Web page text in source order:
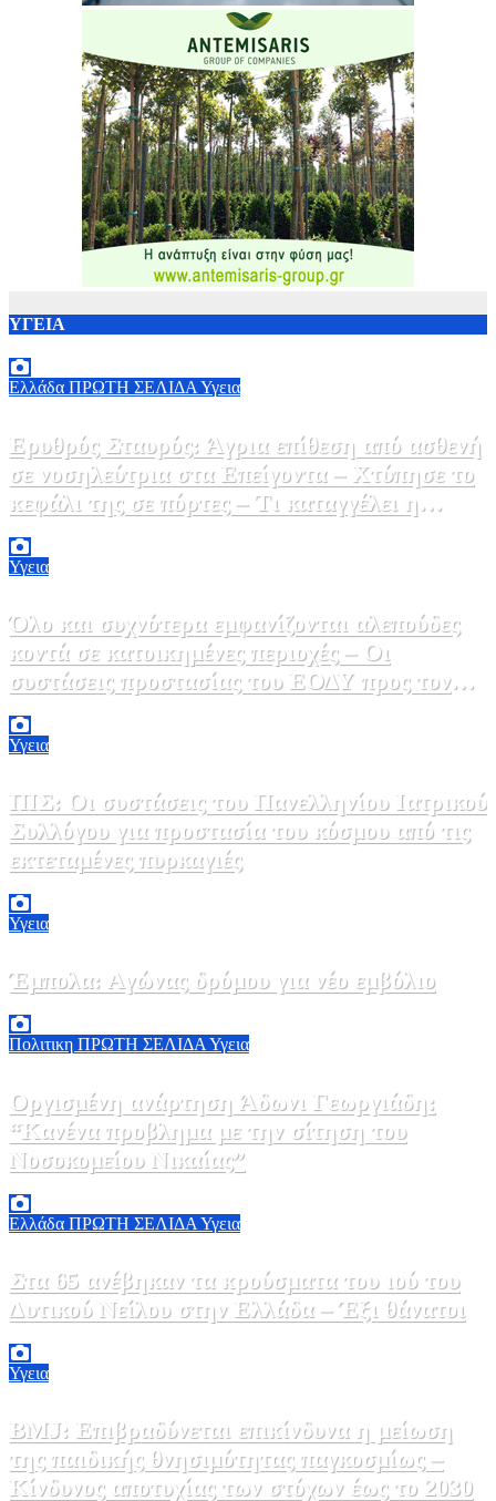
ΥΓΕΙΑ
Ελλάδα ΠΡΩΤΗ ΣΕΛΙΔΑΥγεια
Ερυθρός Σταυρός: Άγρια επίθεση από ασθενή
σε νοσηλεύτρια στα Επείγοντα – Χτύπησε το
κεφάλι της σε πόρτες – Τι καταγγέλει η
ΠΟΕΔΗΝ
Υγεια
Όλο και συχνότερα εμφανίζονται αλεπούδες
κοντά σε κατοικημένες περιοχές – Οι
συστάσεις προστασίας του ΕΟΔΥ προς τον
κόσμο
Υγεια
ΠΙΣ: Οι συστάσεις του Πανελληνίου Ιατρικού
Συλλόγου για προστασία του κόσμου από τις
εκτεταμένες πυρκαγιές
Υγεια
Έμπολα: Αγώνας δρόμου για νέο εμβόλιο
Πολιτικη ΠΡΩΤΗ ΣΕΛΙΔΑΥγεια
Οργισμένη ανάρτηση Άδωνι Γεωργιάδη:
“Κανένα προβλημα με την σίτηση του
Νοσοκομείου Νικαίας”
Ελλάδα ΠΡΩΤΗ ΣΕΛΙΔΑ Υγεια
Στα 65 ανέβηκαν τα κρούσματα του ιού του
Δυτικού Νείλου στην Ελλάδα – Έξι θάνατοι
Υγεια
BMJ: Επιβραδύνεται επικίνδυνα η μείωση
της παιδικής θνησιμότητας παγκοσμίως –
Κίνδυνος αποτυχίας των στόχων έως το 2030